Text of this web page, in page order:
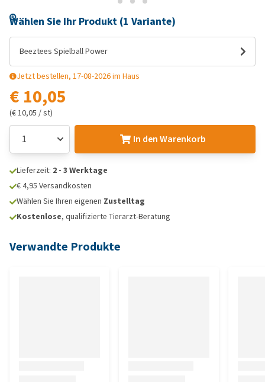
Wählen Sie Ihr Produkt (1 Variante)
Beeztees Spielball Power
Jetzt bestellen, 17-08-2026 im Haus
€ 10,05
(€ 10,05 / st)
In den Warenkorb
Lieferzeit: 2 - 3 Werktage
€ 4,95 Versandkosten
Wählen Sie Ihren eigenen Zustelltag
Kostenlose, qualifizierte Tierarzt-Beratung
Verwandte Produkte